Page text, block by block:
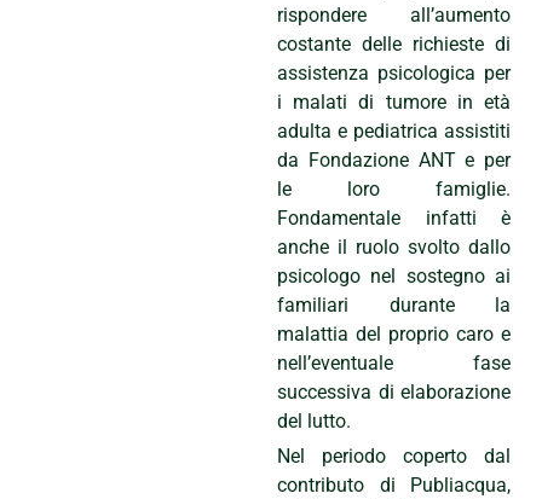
rispondere all’aumento
costante delle richieste di
assistenza psicologica per
i malati di tumore in età
adulta e pediatrica assistiti
da Fondazione ANT e per
le loro famiglie.
Fondamentale infatti è
anche il ruolo svolto dallo
psicologo nel sostegno ai
familiari durante la
malattia del proprio caro e
nell’eventuale fase
successiva di elaborazione
del lutto.
Nel periodo coperto dal
contributo di Publiacqua,